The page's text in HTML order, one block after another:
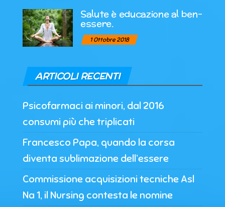
Salute è educazione al ben-
essere.
1 Ottobre 2018
ARTICOLI RECENTI
Psicofarmaci ai minori, dal 2016
consumi più che triplicati
Francesco Papa, quando la corsa
diventa sublimazione dell’essere
Commissione acquisizioni tecniche Asl
Na 1, il Nursing contesta le nomine